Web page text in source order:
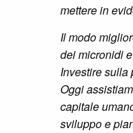
mettere in
Il modo
dei micronidi
Investire sulla
Oggi
capitale
sviluppo e